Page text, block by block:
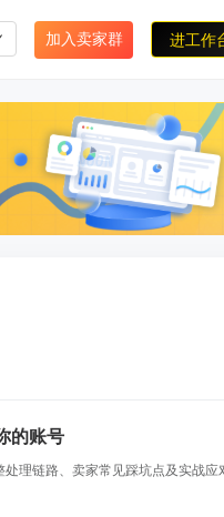
加入卖家群 进工作
的账号
理链路、卖家常见踩坑点及实战应